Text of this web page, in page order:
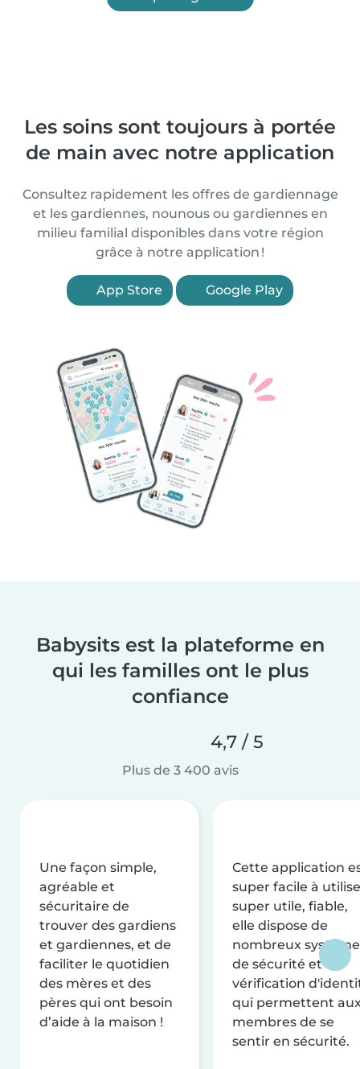
Les soins sont toujours à portée
de main avec notre application
Consultez rapidement les offres de gardiennage
et les gardiennes, nounous ou gardiennes en
milieu familial disponibles dans votre région
grâce à notre application !
App Store Google Play
Babysits est la plateforme en
qui les familles ont le plus
confiance
4,7 / 5
Plus de 3 400 avis
Une façon simple,
agréable et
sécuritaire de
trouver des gardiens
et gardiennes, et de
faciliter le quotidien
des mères et des
pères qui ont besoin
d’aide à la maison !
Cette application
super facile à
super utile, fiable,
elle dispose de
nombreux
de sécurité et de
vérification
qui permettent
membres de se
sentir en sécurité.